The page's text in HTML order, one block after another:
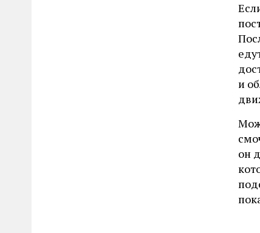
и
он